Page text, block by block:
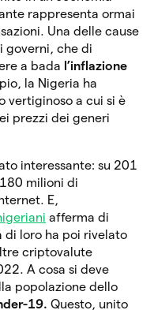
rappresenta ormai
Una delle cause
governi, che di
a bada l’inflazione
la Nigeria ha
vertiginoso a cui si è
prezzi dei generi
interessante: su 201
milioni di
E,
afferma di
di loro ha poi rivelato
criptovalute
A cosa si deve
popolazione dello
19. Questo, unito